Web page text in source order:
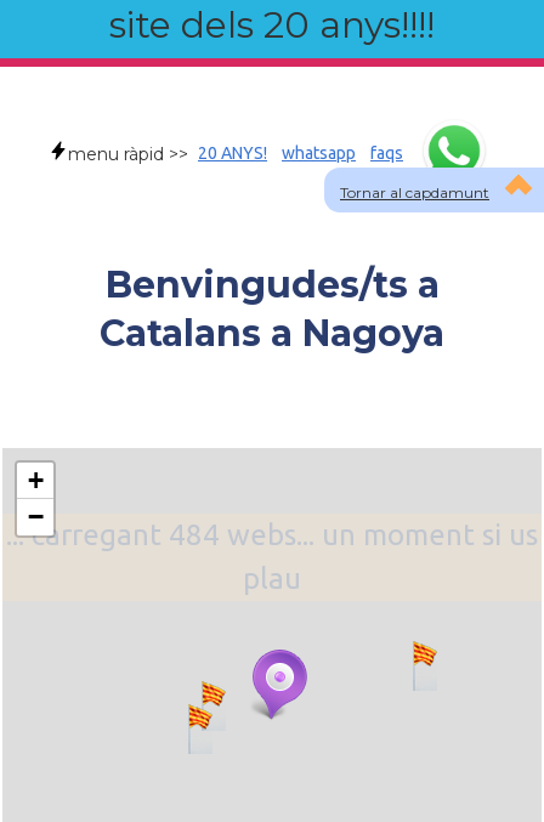
site dels 20 anys!!!!
Tornar al capdamunt
menu ràpid >> 20 ANYS! whatsapp faqs
Benvingudes/ts a
Catalans a Nagoya
... carregant 484 webs... un moment si us
plau
+
−